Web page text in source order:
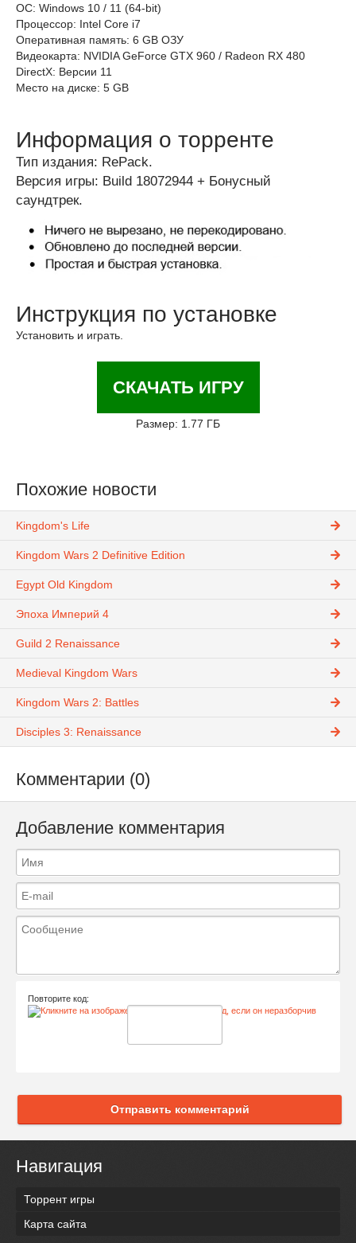
ОС: Windows 10 / 11 (64-bit)
Процессор: Intel Core i7
Оперативная память: 6 GB ОЗУ
Видеокарта: NVIDIA GeForce GTX 960 / Radeon RX 480
DirectX: Версии 11
Место на диске: 5 GB
Информация о торренте
Тип издания: RePack.
Версия игры: Build 18072944 + Бонусный
саундтрек.
Инструкция по установке
Установить и играть.
СКАЧАТЬ ИГРУ
Размер: 1.77 ГБ
Похожие новости
Kingdom's Life
Kingdom Wars 2 Definitive Edition
Egypt Old Kingdom
Эпоха Империй 4
Guild 2 Renaissance
Medieval Kingdom Wars
Kingdom Wars 2: Battles
Disciples 3: Renaissance
Комментарии (0)
Добавление комментария
Повторите код:
Отправить комментарий
Навигация
Торрент игры
Карта сайта